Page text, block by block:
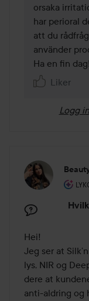
orsaka
har perioral
att du
använder
Ha en fin
Liker
Logg
Hei!
Jeg ser at
lys, NIR og
dere at
anti-aldring og